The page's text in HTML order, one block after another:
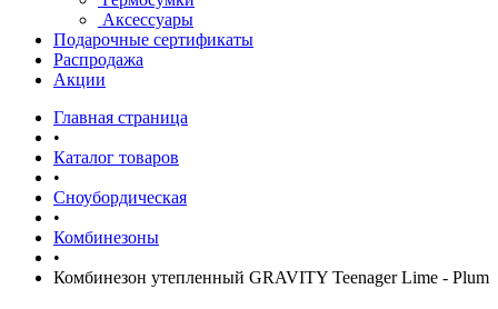
Аксессуары
Подарочные сертификаты
Распродажа
Акции
Главная страница
•
Каталог товаров
•
Сноубордическая
•
Комбинезоны
•
Комбинезон утепленный GRAVITY Teenager Lime - Plum